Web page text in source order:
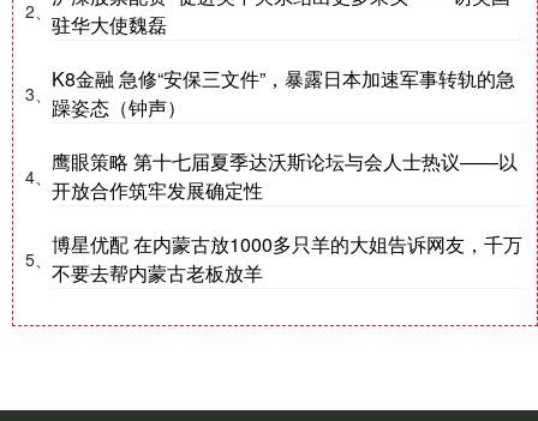
2、 驻华大使魏磊
3、
K8金融 急修“安保三文件”，暴露日本加速军事转轨的急
躁姿态（钟声）
4、
鹰眼策略 第十七届夏季达沃斯论坛与会人士热议——以
开放合作筑牢发展确定性
5、
博星优配 在内蒙古放1000多只羊的大姐告诉网友，千万
不要去帮内蒙古老板放羊